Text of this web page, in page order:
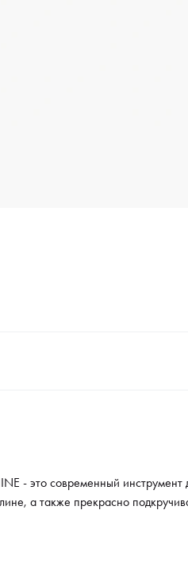
- это современный
а также прекрасно